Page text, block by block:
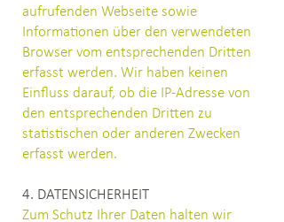
aufrufenden Webseite sowie
Informationen über den verwendeten
Browser vom entsprechenden Dritten
erfasst werden. Wir haben keinen
Einfluss darauf, ob die IP-Adresse von
den entsprechenden Dritten zu
statistischen oder anderen Zwecken
erfasst werden.
4. DATENSICHERHEIT
Zum Schutz Ihrer Daten halten wir